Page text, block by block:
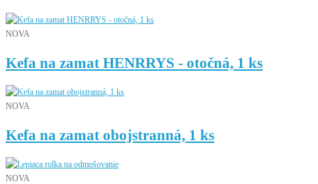
NOVA
Kefa na zamat HENRRYS - otočná, 1 ks
NOVA
Kefa na zamat obojstranná, 1 ks
NOVA